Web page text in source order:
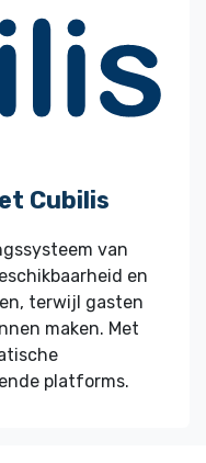
Cubilis
van
en
terwijl gasten
maken. Met
platforms.